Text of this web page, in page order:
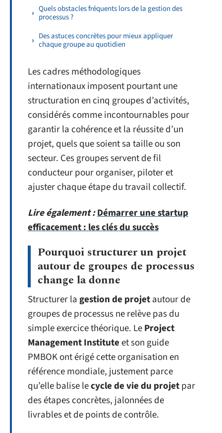
Quels obstacles fréquents lors de la gestion des
processus ?
Des astuces concrètes pour mieux appliquer
chaque groupe au quotidien
Les cadres méthodologiques
internationaux imposent pourtant une
structuration en cinq groupes d’activités,
considérés comme incontournables pour
garantir la cohérence et la réussite d’un
projet, quels que soient sa taille ou son
secteur. Ces groupes servent de fil
conducteur pour organiser, piloter et
ajuster chaque étape du travail collectif.
Lire également :Démarrer une startup
efficacement : les clés du succès
Pourquoi structurer un projet
autour de groupes de processus
change la donne
Structurer lagestion de projetautour de
groupes de processus ne relève pas du
simple exercice théorique. LeProject
Management Instituteet son guide
PMBOK ont érigé cette organisation en
référence mondiale, justement parce
qu’elle balise lecycle de vie du projetpar
des étapes concrètes, jalonnées de
livrables et de points de contrôle.